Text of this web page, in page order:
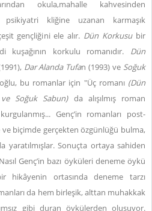
okula,mahalle kahvesinden
psikiyatri kliğine uzanan karmaşık
gençliğini ele alır. Dün Korkusubir
korkulu romanıdır. Dün
Dar Alanda Tufan (1993) ve Soğuk
bu romanlar için "Üç romanı (Dün
Soğuk Sabun) da alışılmış roman
Genç’in romanları post-
biçimde gerçekten özgünlüğü bulma,
yaratılmışlar. Sonuçta ortaya sahiden
Genç’in bazı öyküleri deneme öykü
hikâyenin ortasında deneme tarzı
da hem birleşik, alttan muhakkak
gibi duran öykülerden oluşuyor.